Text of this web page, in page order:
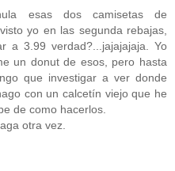
esas dos camisetas de
yo en las segunda rebajas,
a 3.99 verdad?...jajajajaja. Yo
un donut de esos, pero hasta
que investigar a ver donde
con un calcetín viejo que he
de como hacerlos.
otra vez.